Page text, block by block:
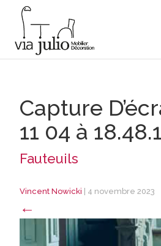
Capture
11 04 à
Fauteuils
Vincent Nowicki 4 novembre 2023
←